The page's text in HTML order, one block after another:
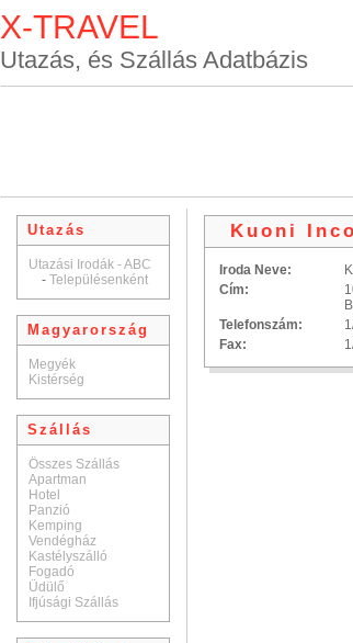
X-TRAVEL
Utazás, és Szállás Adatbázis
Utazás
Utazási Irodák - ABC
- Településenként
Magyarország
Megyék
Kistérség
Szállás
Összes Szállás
Apartman
Hotel
Panzió
Kemping
Vendégház
Kastélyszálló
Fogadó
Üdülő
Ifjúsági Szállás
Kuoni
Iroda Neve:
Cím:
Telefonszám:
Fax: